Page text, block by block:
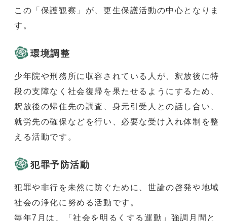
この「保護観察」が、更生保護活動の中心となりま
す。
環境調整
少年院や刑務所に収容されている人が、釈放後に特
段の支障なく社会復帰を果たせるようにするため、
釈放後の帰住先の調査、身元引受人との話し合い、
就労先の確保などを行い、必要な受け入れ体制を整
える活動です。
犯罪予防活動
犯罪や非行を未然に防ぐために、世論の啓発や地域
社会の浄化に努める活動です。
毎年7月は、「社会を明るくする運動」強調月間と